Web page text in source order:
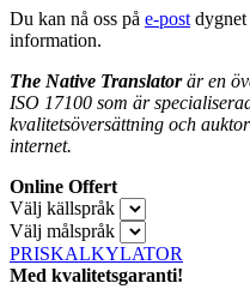
Du kan nå oss på e-post
information.
The Native Translatorär en
ISO 17100 som är
kvalitetsöversättning och
internet.
Online Offert
Välj källspråk
Välj målspråk
PRISKALKYLATOR
Med kvalitetsgaranti!